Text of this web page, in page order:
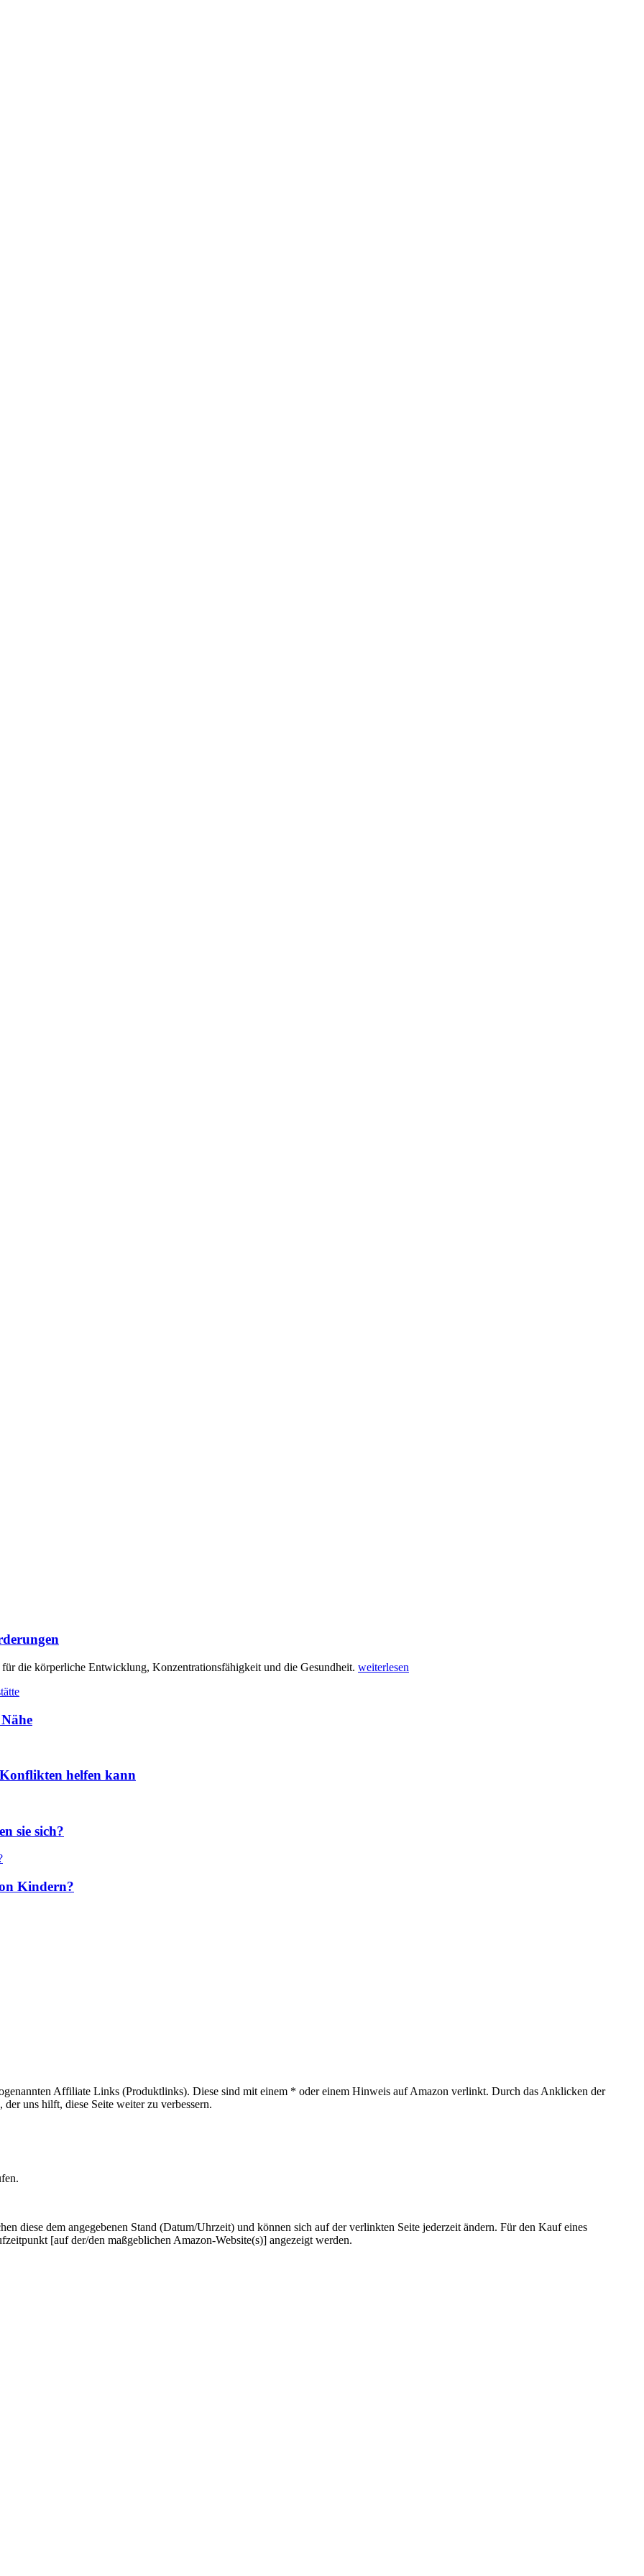
die körperliche Entwicklung, Konzentrationsfähigkeit und die Gesundheit. weiterlesen
helfen kann
sie sich?
Kindern?
Affiliate Links (Produktlinks). Diese sind mit einem * oder einem Hinweis auf Amazon verlinkt. Durch das Anklicken der
uns hilft, diese Seite weiter zu verbessern.
diese dem angegebenen Stand (Datum/Uhrzeit) und können sich auf der verlinkten Seite jederzeit ändern. Für den Kauf eines
[auf der/den maßgeblichen Amazon-Website(s)] angezeigt werden.